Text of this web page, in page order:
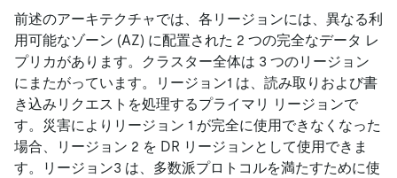
前述のアーキテクチャでは、各リージョンには、異なる利
用可能なゾーン (AZ) に配置された 2 つの完全なデータ レ
プリカがあります。クラスター全体は 3 つのリージョン
にまたがっています。リージョン1 は、読み取りおよび書
き込みリクエストを処理するプライマリ リージョンで
す。災害によりリージョン 1 が完全に使用できなくなった
場合、リージョン 2 を DR リージョンとして使用できま
す。リージョン3 は、多数派プロトコルを満たすために使